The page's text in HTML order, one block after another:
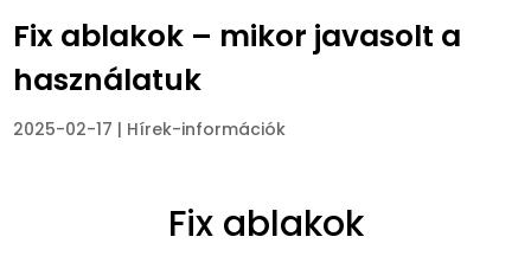
Fix ablakok – mikor javasolt a
használatuk
2025-02-17 | Hírek-információk
Fix ablakok